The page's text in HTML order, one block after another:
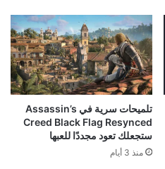
تلميحات سرية في Assassin’s
Creed Black Flag Resynced
ستجعلك تعود مجددًا للعبها
منذ 3 أيام